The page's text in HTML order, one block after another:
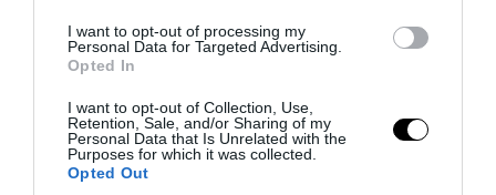
I want to opt-out of processing my
Personal Data for Targeted Advertising.
Opted In
I want to opt-out of Collection, Use,
Retention, Sale, and/or Sharing of my
Personal Data that Is Unrelated with the
Purposes for which it was collected.
Opted Out
PRONEWS.GR /